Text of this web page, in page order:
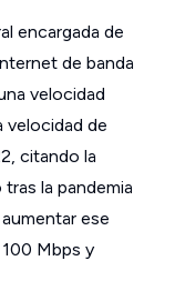
encargada de
de banda
velocidad
velocidad de
citando la
la pandemia
ese
Mbps y